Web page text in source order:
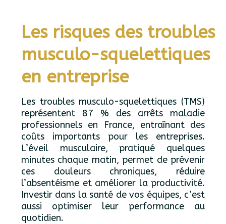
Les risques des troubles
musculo-squelettiques
en entreprise
Les troubles musculo-squelettiques (TMS)
représentent 87 % des arrêts maladie
professionnels en France, entraînant des
coûts importants pour les entreprises.
L’éveil musculaire, pratiqué quelques
minutes chaque matin, permet de prévenir
ces douleurs chroniques, réduire
l’absentéisme et améliorer la productivité.
Investir dans la santé de vos équipes, c’est
aussi optimiser leur performance au
quotidien.